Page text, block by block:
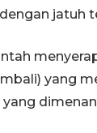
jatuh
yang